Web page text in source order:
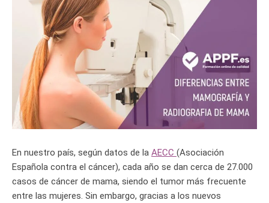
En nuestro país, según datos de la AECC (Asociación
Española contra el cáncer), cada año se dan cerca de 27.000
casos de cáncer de mama, siendo el tumor más frecuente
entre las mujeres. Sin embargo, gracias a los nuevos